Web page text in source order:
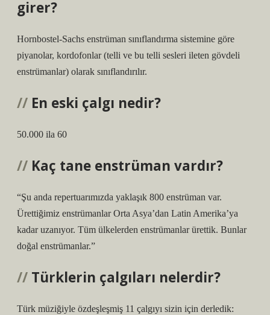
girer?
Hornbostel-Sachs enstrüman sınıflandırma sistemine göre
piyanolar, kordofonlar (telli ve bu telli sesleri ileten gövdeli
enstrümanlar) olarak sınıflandırılır.
En eski çalgı nedir?
50.000 ila 60
Kaç tane enstrüman vardır?
“Şu anda repertuarımızda yaklaşık 800 enstrüman var.
Ürettiğimiz enstrümanlar Orta Asya’dan Latin Amerika’ya
kadar uzanıyor. Tüm ülkelerden enstrümanlar ürettik. Bunlar
doğal enstrümanlar.”
Türklerin çalgıları nelerdir?
Türk müziğiyle özdeşleşmiş 11 çalgıyı sizin için derledik: